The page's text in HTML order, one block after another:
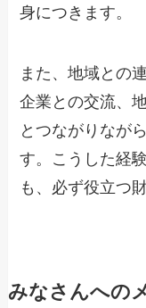
身につきます。
また、地域との
企業との交流、
とつながりなが
す。こうした経
も、必ず役立つ
みなさんへの